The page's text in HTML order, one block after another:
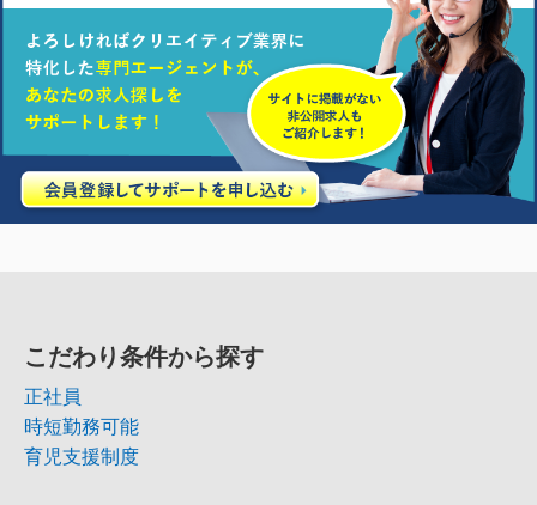
こだわり条件から探す
正社員
時短勤務可能
育児支援制度